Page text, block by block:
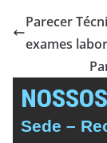
Parecer
exames
Sede –